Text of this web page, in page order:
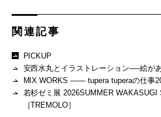
関連記事
PICKUP
安西水丸とイラストレーション──絵が
MIX WORKS —— tupera tuperaの仕事
若杉ゼミ展 2026SUMMER WAKASUGI
［TREMOLO］